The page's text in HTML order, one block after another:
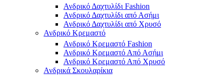
Ανδρικό Δαχτυλίδι Fashion
Ανδρικό Δαχτυλίδι από Ασήμι
Ανδρικό Δαχτυλίδι από Χρυσό
Ανδρικό Κρεμαστό
Ανδρικό Κρεμαστό Fashion
Ανδρικό Κρεμαστό Από Ασήμι
Ανδρικό Κρεμαστό Από Χρυσό
Ανδρικά Σκουλαρίκια